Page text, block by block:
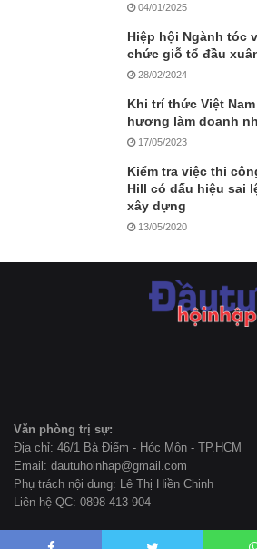
04/01/2025
Hiệp hội Ngành tóc
chức giỗ tổ đầu
28/02/2024
Khi trí thức Việt
hương làm doanh
17/05/2023
Kiểm tra việc thi
Hill có dấu hiệu sai
xây dựng
13/05/2020
Văn phòng trị sự:
Địa chỉ: 46/1 Bà Điểm - Hóc Môn - TP.HCM
Email: dautuhoinhap@gmail.com
Phụ trách nội dung: Lê Thị Hiền Chinh
Liên hệ QC: 0898 413 904